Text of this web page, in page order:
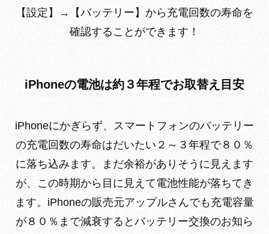
【設定】→【バッテリー】から充電回数の寿命を
確認することができます！
iPhoneの電池は約３年程でお取替え目安
iPhoneにかぎらず、スマートフォンのバッテリー
の充電回数の寿命はだいたい２～３年程で８０％
に落ち込みます。まだ余裕がありそうに見えます
が、この時期から目に見えて電池性能が落ちてき
ます。iPhoneの販売元アップルさんでも充電容量
が８０％まで減衰するとバッテリー交換のお知ら